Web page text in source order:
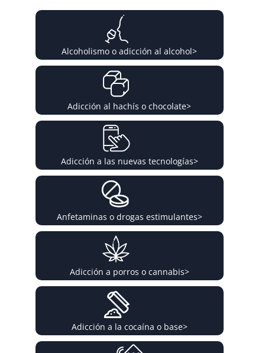
Alcoholismo o adicción al alcohol>
Adicción al hachís o chocolate>
Adicción a las nuevas tecnologías>
Anfetaminas o drogas estimulantes>
Adicción a porros o cannabis>
Adicción a la cocaína o base>